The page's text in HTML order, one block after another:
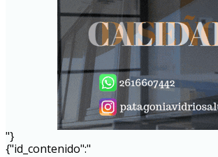
"}
{"id_contenido":"